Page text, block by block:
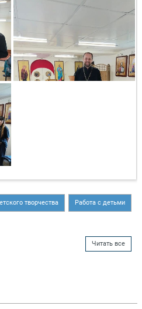
творчества Работа с детьми
Читать все